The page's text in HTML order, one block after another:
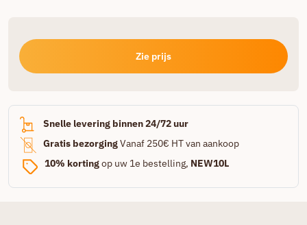
Zie prijs
Snelle levering binnen 24/72 uur
Gratis bezorgingVanaf 250€ HT van aankoop
10% kortingop uw 1e bestelling, NEW10L